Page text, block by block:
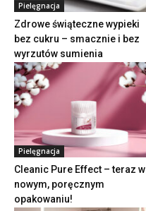
Pielęgnacja
Zdrowe świąteczne wypieki
bez cukru – smacznie i bez
wyrzutów sumienia
Pielęgnacja
Cleanic Pure Effect – teraz w
nowym, poręcznym
opakowaniu!